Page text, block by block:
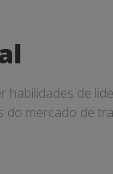
de
do mercado de